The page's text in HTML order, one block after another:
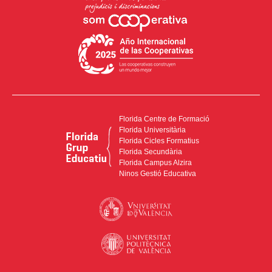
Florida Centre de Formació
Florida Universitària
Florida Cicles Formatius
Florida Secundària
Florida Campus Alzira
Ninos Gestió Educativa